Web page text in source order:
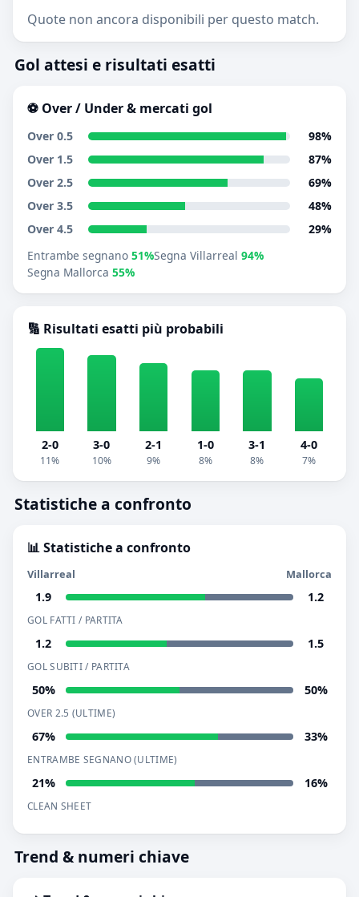
Quote non ancora disponibili per questo match.
Gol attesi e risultati esatti
⚽ Over / Under & mercati gol
Over 0.5
98%
Over 1.5
87%
Over 2.5
69%
Over 3.5
48%
Over 4.5
29%
Entrambe segnano 51%Segna Villarreal 94%
Segna Mallorca 55%
🔢 Risultati esatti più probabili
2-0
11%
3-0
10%
2-1
9%
1-0
8%
3-1
8%
4-0
7%
Statistiche a confronto
📊 Statistiche a confronto
Villarreal Mallorca
1.9 1.2
GOL FATTI / PARTITA
1.2 1.5
GOL SUBITI / PARTITA
50% 50%
OVER 2.5 (ULTIME)
67% 33%
ENTRAMBE SEGNANO (ULTIME)
21% 16%
CLEAN SHEET
Trend & numeri chiave